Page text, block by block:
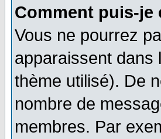
Comment puis-je
Vous ne pourrez
apparaissent dans
thème utilisé). De
nombre de
membres. Par